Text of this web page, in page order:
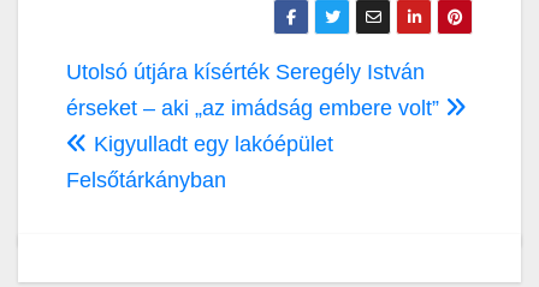
Bejegyzés
navigáció
Utolsó útjára kísérték Seregély István
érseket – aki „az imádság embere volt”
Kigyulladt egy lakóépület
Felsőtárkányban